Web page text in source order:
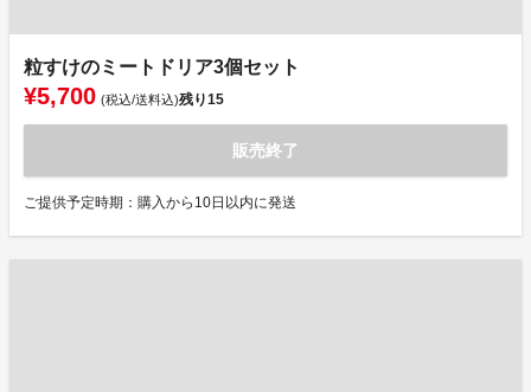
粒すけのミートドリア3個セット
¥5,700 (税込/送料込)残り15
販売終了
ご提供予定時期：購入から10日以内に発送